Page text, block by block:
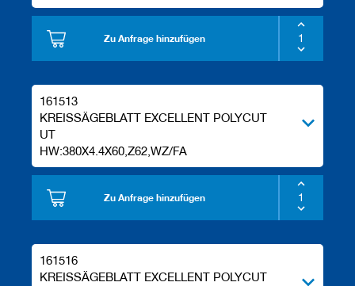
Zu Anfrage hinzufügen
161513
KREISSÄGEBLATT EXCELLENT POLYCUT
UT
HW:380X4.4X60,Z62,WZ/FA
Zu Anfrage hinzufügen
161516
KREISSÄGEBLATT EXCELLENT POLYCUT